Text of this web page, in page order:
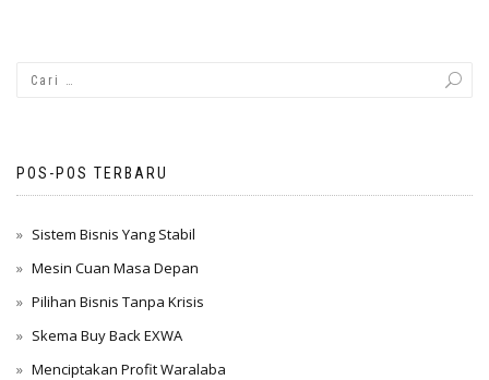
POS-POS TERBARU
Sistem Bisnis Yang Stabil
Mesin Cuan Masa Depan
Pilihan Bisnis Tanpa Krisis
Skema Buy Back EXWA
Menciptakan Profit Waralaba